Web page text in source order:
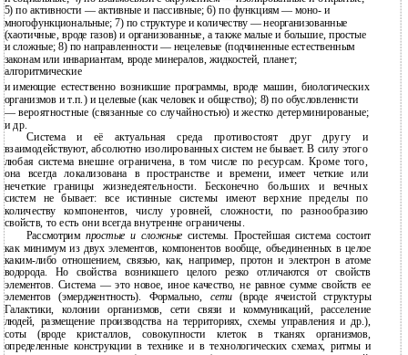
5) по активности — активные и пассивные; 6) по функциям — моно- и
многофункциональные; 7) по структуре и количеству — неорганизованные
(хаотичные, вроде газов) и организованные, а также малые и большие, простые
и сложные; 8) по направленности — нецелевые (подчиненные естественным
законам или инвариантам, вроде минералов, жидкостей, планет;
алгоритмические
и имеющие естественно возникшие программы, вроде машин, биологических
организмов и т.п.) и целевые (как человек и общество); 8) по обусловленнсти
— вероятностные (связанные со случайностью) и жестко детерминированые;
и др.
Система и её актуальная среда противостоят друг другу и
взаимодействуют, абсолютно изолированных систем не бывает. В силу этого
любая система внешне ограничена, в том числе по ресурсам. Кроме того,
она всегда локализована в пространстве и времени, имеет четкие или
нечеткие границы жизнедеятельности. Бесконечно больших и вечных
систем не бывает: все истинные системы имеют верхние пределы по
количеству компонентов, числу уровней, сложности, по разнообразию
свойств, то есть они всегда внутренне ограничены.
Рассмотрим простые и сложныесистемы.Простейшая система состоит
как минимум из двух элементов, компонентов вообще, объединенных в целое
каким-либо отношением, связью, как, например, протон и электрон в атоме
водорода. Но свойства возникшего целого резко отличаются от свойств
элементов. Система — это новое, иное качество, не равное сумме свойств ее
элементов (эмерджентность). Формально, сети (вроде ячеистой структуры
Галактики, колонии организмов, сети связи и коммуникаций, расселение
людей, размещение производства на территориях, схемы управления и др.),
соты (вроде кристаллов, совокупности клеток в тканях организмов,
определенные конструкции в технике и в технологических схемах, ритмы и